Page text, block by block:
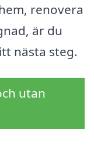
renovera
är du
nästa steg.
utan